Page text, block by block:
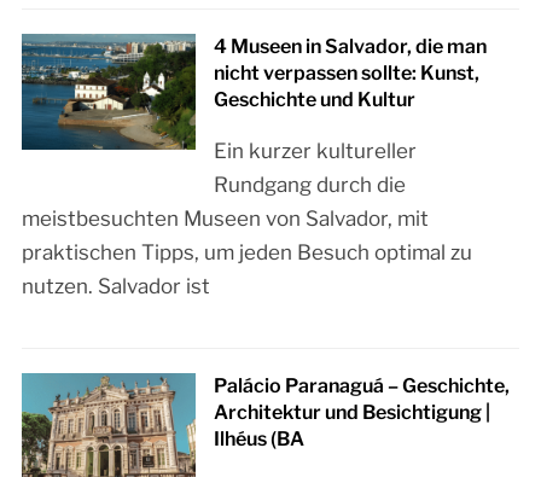
4 Museen in Salvador, die man
nicht verpassen sollte: Kunst,
Geschichte und Kultur
Ein kurzer kultureller
Rundgang durch die
meistbesuchten Museen von Salvador, mit
praktischen Tipps, um jeden Besuch optimal zu
nutzen. Salvador ist
Palácio Paranaguá – Geschichte,
Architektur und Besichtigung |
Ilhéus (BA